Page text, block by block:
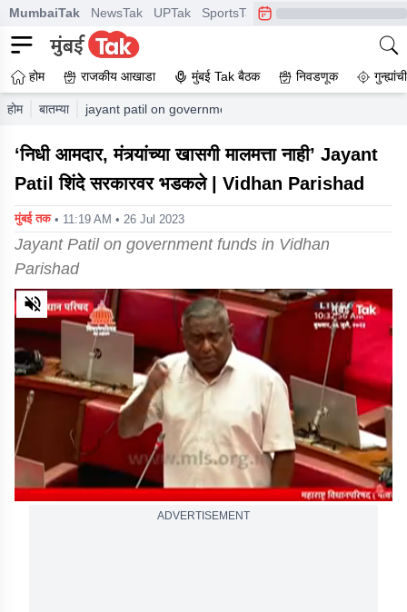
MumbaiTak NewsTak UPTak SportsTak CrimeTak
होम राजकीय आखाडा मुंबई Tak बैठक निवडणूक
होम बातम्या jayant patil on government funds in vidhan parishad
‘निधी आमदार, मंत्र्यांच्या खासगी मालमत्ता नाही’ Jayant
Patil शिंदे सरकारवर भडकले | Vidhan Parishad
मुंबई तक • 11:19 AM • 26 Jul 2023
Jayant Patil on government funds in Vidhan
Parishad
0
of
minutes,
3
seconds
ADVERTISEMENT